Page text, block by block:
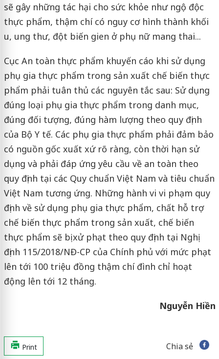
sẽ gây những tác hại cho sức khỏe như ngộ độc
thực phẩm, thậm chí có nguy cơ hình thành khối
u, ung thư, đột biến gien ở phụ nữ mang thai...
Cục An toàn thực phẩm khuyến cáo khi sử dụng
phụ gia thực phẩm trong sản xuất chế biến thực
phẩm phải tuân thủ các nguyên tắc sau: Sử dụng
đúng loại phụ gia thực phẩm trong danh mục,
đúng đối tượng, đúng hàm lượng theo quy định
của Bộ Y tế. Các phụ gia thực phẩm phải đảm bảo
có nguồn gốc xuất xứ rõ ràng, còn thời hạn sử
dụng và phải đáp ứng yêu cầu về an toàn theo
quy định tại các Quy chuẩn Việt Nam và tiêu chuẩn
Việt Nam tương ứng. Những hành vi vi phạm quy
định về sử dụng phụ gia thực phẩm, chất hỗ trợ
chế biến thực phẩm trong sản xuất, chế biến
thực phẩm sẽ bị xử phạt theo quy định tại Nghị
định 115/2018/NĐ-CP của Chính phủ với mức phạt
lên tới 100 triệu đồng thậm chí đình chỉ hoạt
động lên tới 12 tháng.
Nguyễn Hiền
Print Chia sẻ